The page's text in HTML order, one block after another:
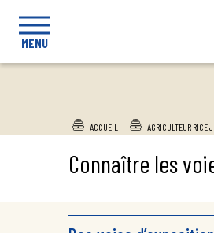
MENU
ACCUEIL | AGRICULTEUR·RICE
Connaître les